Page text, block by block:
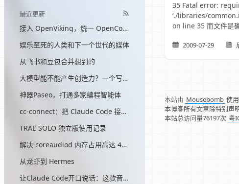
最近更新
接入 OpenViking，统一 OpenCode 和 Hermes 的记忆
娱乐至死的人类和下一个世代的媒体
从飞书和豆包合并想到的
大模型能不能产生创造力？一个写了三个月网文的程序员的答案
神器Paseo，打通多家编程智能体
cc-connect：把 Claude Code 接入飞书
TRAE SOLO 独立版使用记录
解决 coreaudiod 内存占用高达 45G 的问题
从龙虾到 Hermes
让Claude Code开口说话：这款音效插件让我把编程玩成了游戏
35 Fatal error:
‘./libraries/
on line 35 而文件是
2009-07-29
本站由 Mousebomb 使用
本博客所有文章除特别声
本站总访问量76197次 粤